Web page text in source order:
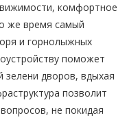
комфортное
же время самый
и горнолыжных
поможет
дворов, вдыхая
позволит
не покидая